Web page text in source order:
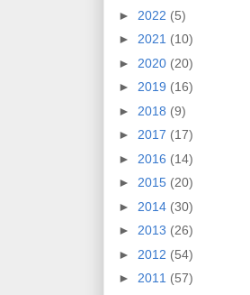
► 2022 (5)
► 2021 (10)
► 2020 (20)
► 2019 (16)
► 2018 (9)
► 2017 (17)
► 2016 (14)
► 2015 (20)
► 2014 (30)
► 2013 (26)
► 2012 (54)
► 2011 (57)